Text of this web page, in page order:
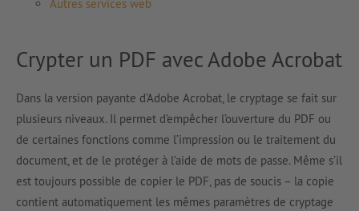
Autres services web
Crypter un PDF avec Adobe Acrobat
Dans la version payante d’Adobe Acrobat, le cryptage se fait sur
plusieurs niveaux. Il permet d’empêcher l’ouverture du PDF ou
de certaines fonctions comme l’impression ou le traitement du
document, et de le protéger à l’aide de mots de passe. Même s’il
est toujours possible de copier le PDF, pas de soucis – la copie
contient automatiquement les mêmes paramètres de cryptage